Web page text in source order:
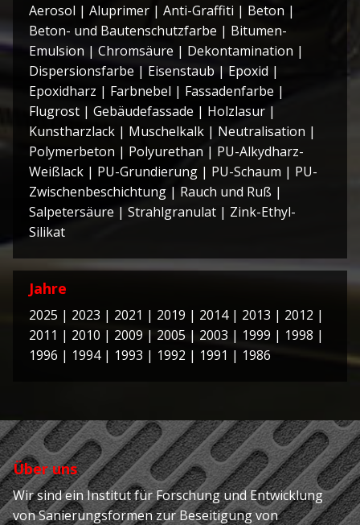
Aerosol | Aluprimer | Anti-Graffiti | Beton |
Beton- und Bautenschutzfarbe | Bitumen-
Emulsion | Chromsäure | Dekontamination |
Dispersionsfarbe | Eisenstaub | Epoxid |
Epoxidharz | Farbnebel | Fassadenfarbe |
Flugrost | Gebäudefassade | Holzlasur |
Kunstharzlack | Muschelkalk | Neutralisation |
Polymerbeton | Polyurethan | PU-Alkydharz-
Weißlack | PU-Grundierung | PU-Schaum | PU-
Zwischenbeschichtung | Rauch und Ruß |
Salpetersäure | Strahlgranulat | Zink-Ethyl-
Silikat
Jahre
2025 | 2023 | 2021 | 2019 | 2014| 2013 | 2012 |
2011 | 2010 | 2009 | 2005 | 2003 | 1999 | 1998 |
1996 | 1994| 1993 | 1992 | 1991 | 1986
Über uns
Wir sind ein Institut für Forschung und Entwicklung
von Sanierungsformen zur Beseitigung von